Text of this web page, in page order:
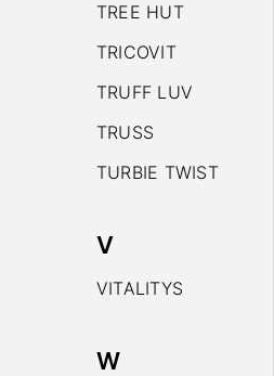
TREE HUT
TRICOVIT
TRUFF LUV
TRUSS
TURBIE TWIST
V
VITALITYS
W